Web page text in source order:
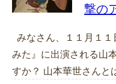
撃の
みなさん、１１月１
みた』に出演される山
すか？ 山本華世さんと